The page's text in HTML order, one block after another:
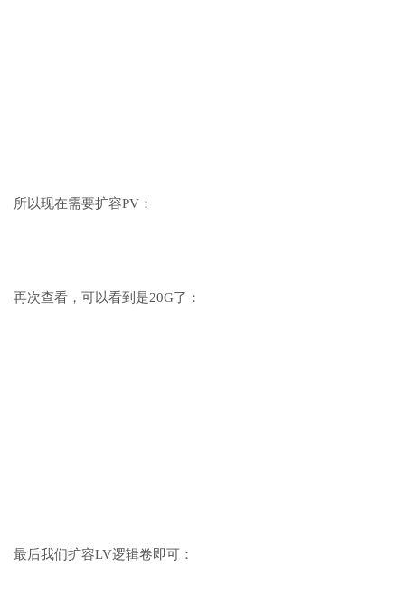
所以现在需要扩容PV：
再次查看，可以看到是20G了：
最后我们扩容LV逻辑卷即可：